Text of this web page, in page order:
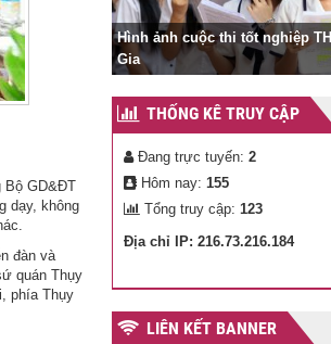
Bộ GD&ĐT
dạy, không
đàn và
quán Thụy
phía Thụy
Hình ảnh cuộc thi tốt nghiệp
Gia
THỐNG KÊ TRUY CẬP
Đang trực tuyến: 2
Hôm nay: 155
Tổng truy cập: 123
Địa chỉ IP: 216.73.216.184
LIÊN KẾT BANNER